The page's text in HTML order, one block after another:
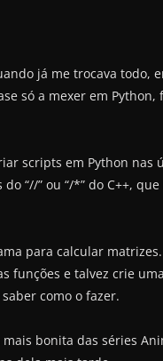
já me trocava todo,
só a mexer em
scripts em Python nas
“//” ou “/*” do C++,
para calcular
funções e talvez crie
como o fazer.
bonita das séries